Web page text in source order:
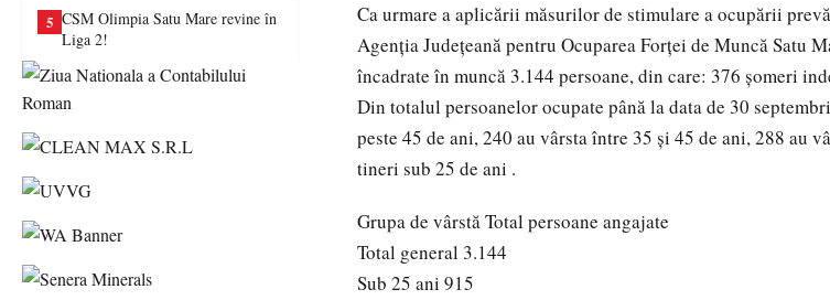
5 CSM Olimpia Satu Mare revine în
Liga 2!
Ca urmare a aplicării măsurilor de stimulare a ocupării
Agenția Județeană pentru Ocuparea Forței de Muncă Satu
încadrate în muncă 3.144 persoane, din care: 376 șomeri
Din totalul persoanelor ocupate până la data de 30
peste 45 de ani, 240 au vârsta între 35 și 45 de ani, 288 au
tineri sub 25 de ani .
Grupa de vârstă Total persoane angajate
Total general 3.144
Sub 25 ani 915